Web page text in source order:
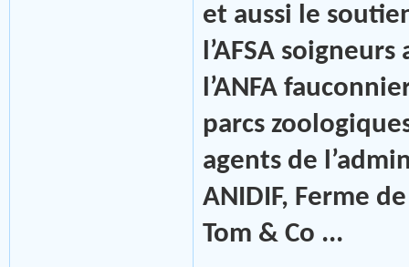
et aussi le
l’AFSA
l’ANFA
parcs
agents de
ANIDIF, Ferme
Tom & Co ...